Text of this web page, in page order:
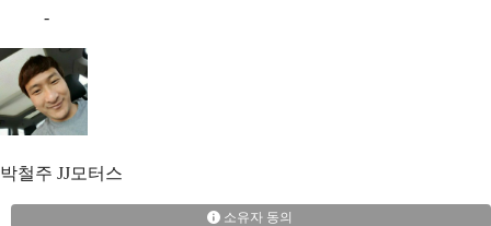
-
박철주 JJ모터스
소유자 동의